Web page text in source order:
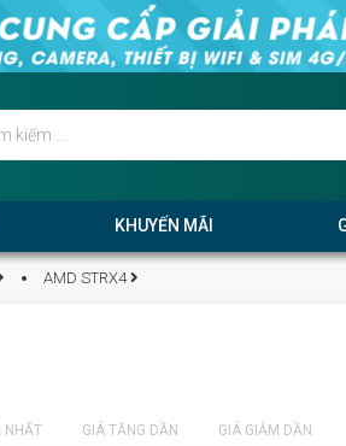
KHUYẾN MÃI
AMD STRX4
NHẤT GIÁ TĂNG DẦN GIÁ GIẢM DẦN